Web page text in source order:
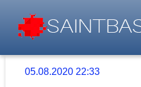
05.08.2020 22:33